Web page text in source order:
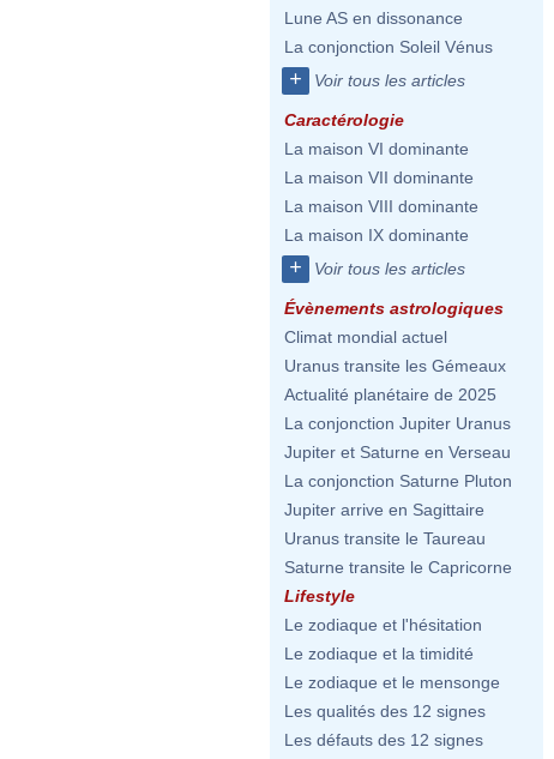
Lune AS en dissonance
La conjonction Soleil Vénus
+ Voir tous les articles
Caractérologie
La maison VI dominante
La maison VII dominante
La maison VIII dominante
La maison IX dominante
+ Voir tous les articles
Évènements astrologiques
Climat mondial actuel
Uranus transite les Gémeaux
Actualité planétaire de 2025
La conjonction Jupiter Uranus
Jupiter et Saturne en Verseau
La conjonction Saturne Pluton
Jupiter arrive en Sagittaire
Uranus transite le Taureau
Saturne transite le Capricorne
Lifestyle
Le zodiaque et l'hésitation
Le zodiaque et la timidité
Le zodiaque et le mensonge
Les qualités des 12 signes
Les défauts des 12 signes